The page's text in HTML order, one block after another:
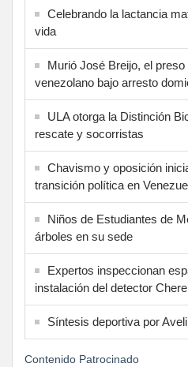
Celebrando la lactancia
vida
Murió José Breijo, el
venezolano bajo arresto
ULA otorga la Distinción
rescate y socorristas
Chavismo y oposición
transición política en
Niños de Estudiantes de
árboles en su sede
Expertos inspeccionan
instalación del detector
Síntesis deportiva por
Contenido Patrocinado